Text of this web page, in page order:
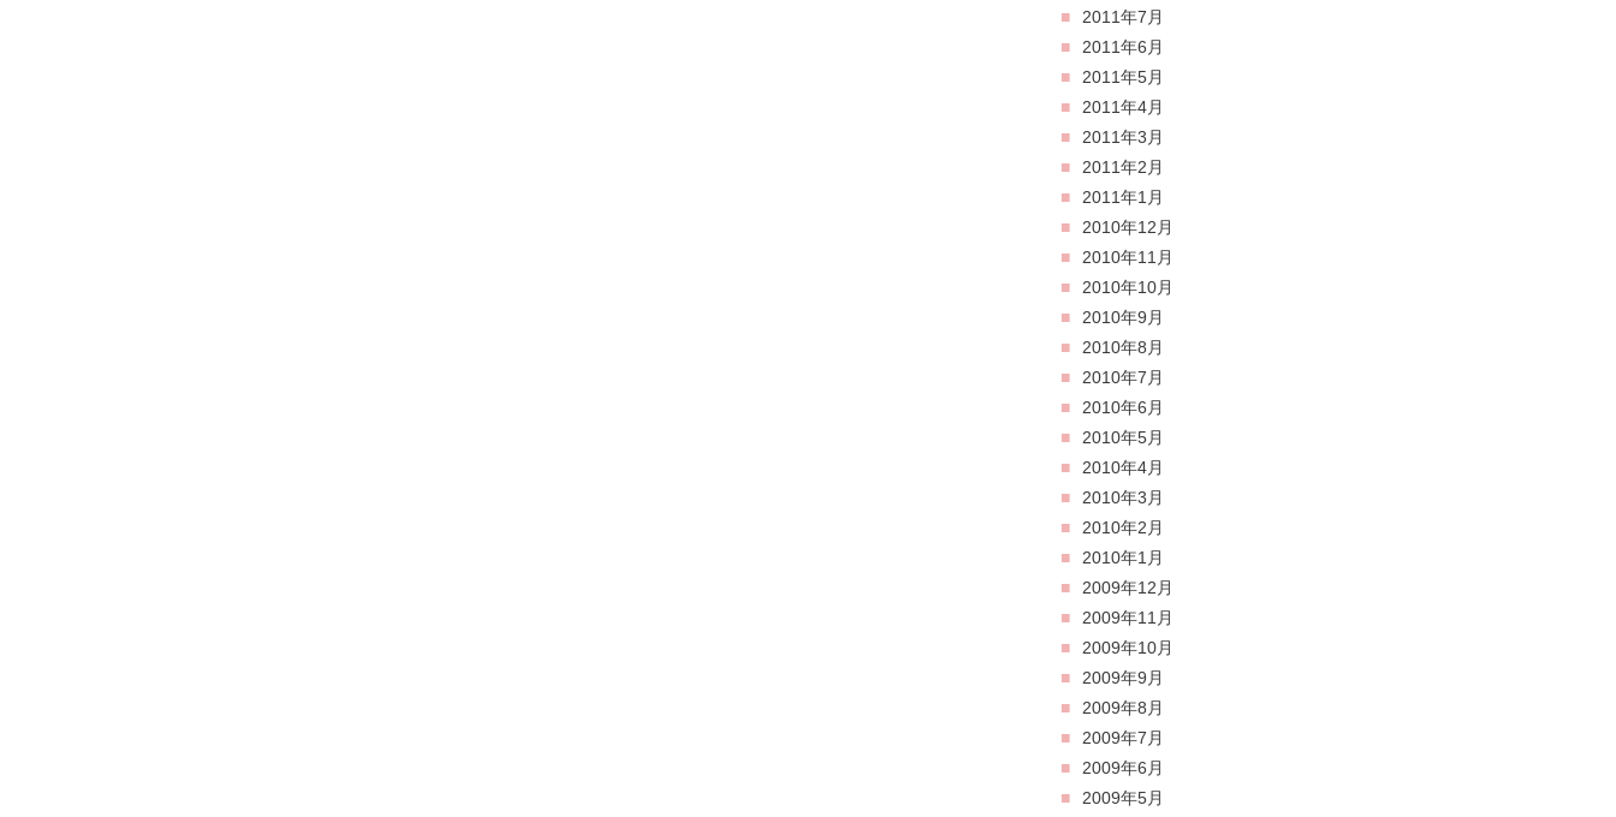
2011年7月
2011年6月
2011年5月
2011年4月
2011年3月
2011年2月
2011年1月
2010年12月
2010年11月
2010年10月
2010年9月
2010年8月
2010年7月
2010年6月
2010年5月
2010年4月
2010年3月
2010年2月
2010年1月
2009年12月
2009年11月
2009年10月
2009年9月
2009年8月
2009年7月
2009年6月
2009年5月